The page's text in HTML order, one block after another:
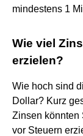
mindestens 1
Wie viel
erzielen?
Wie hoch sind
Dollar? Kurz
Zinsen könnten
vor Steuern